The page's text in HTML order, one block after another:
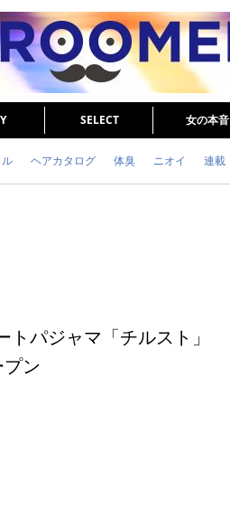
SELECT 女の本音
ヘアカタログ 体臭 ニオイ 連載
パジャマ「チルスト」
ン